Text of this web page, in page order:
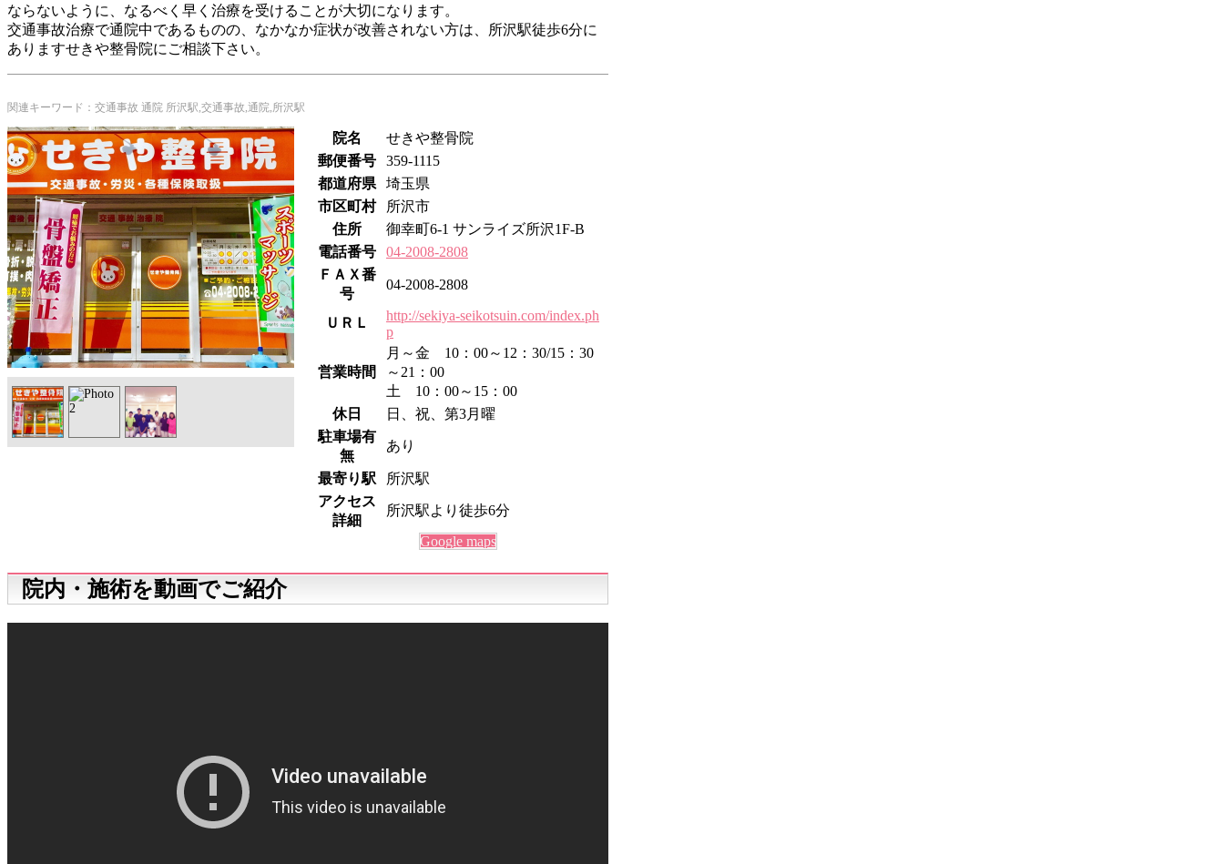
ならないように、なるべく早く治療を受けることが大切になります。
交通事故治療で通院中であるものの、なかなか症状が改善されない方は、所沢駅徒歩6分に
ありますせきや整骨院にご相談下さい。
関連キーワード：交通事故 通院 所沢駅,交通事故,通院,所沢駅
院名
せきや整骨院
郵便番号
359-1115
都道府県
埼玉県
市区町村
所沢市
住所
御幸町6-1 サンライズ所沢1F-B
電話番号
04-2008-2808
ＦＡＸ番
号
04-2008-2808
ＵＲＬ
http://sekiya-seikotsuin.com/index.ph
p
営業時間
月～金 10：00～12：30/15：30
～21：00
土 10：00～15：00
休日
日、祝、第3月曜
駐車場有
無
あり
最寄り駅
所沢駅
アクセス
詳細
所沢駅より徒歩6分
Google maps
院内・施術を動画でご紹介